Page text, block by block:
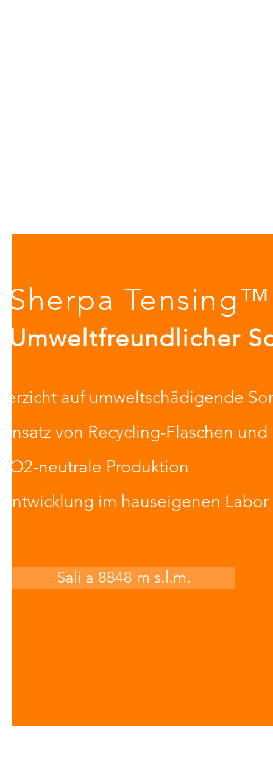
Sherpa Tensing™
Umweltfreundlicher
auf umweltschädigende
von Recycling-Flaschen
neutrale Produktion
im hauseigenen
Sali a 8848 m s.l.m.